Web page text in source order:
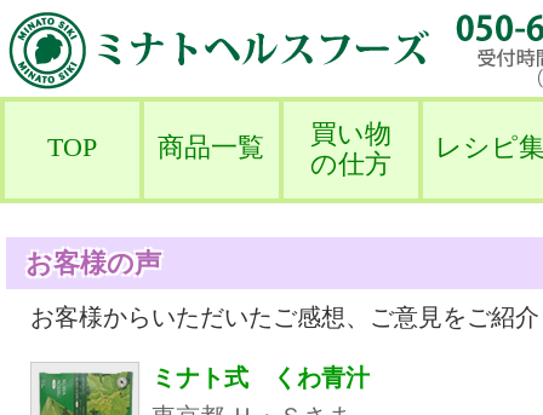
TOP 商品一覧
買い物
の仕方
レシピ
お客様の声
お客様からいただいたご感想、ご意見をご紹
ミナト式 くわ青汁